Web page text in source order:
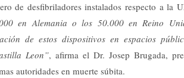
de desfibriladores instalados respecto a la
en Alemania o los 50.000 en Reino
de estos dispositivos en espacios
Leon”, afirma el Dr. Josep Brugada,
autoridades en muerte súbita.